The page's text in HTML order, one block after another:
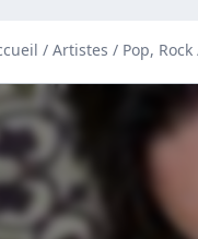
/ Artistes / Pop, Rock